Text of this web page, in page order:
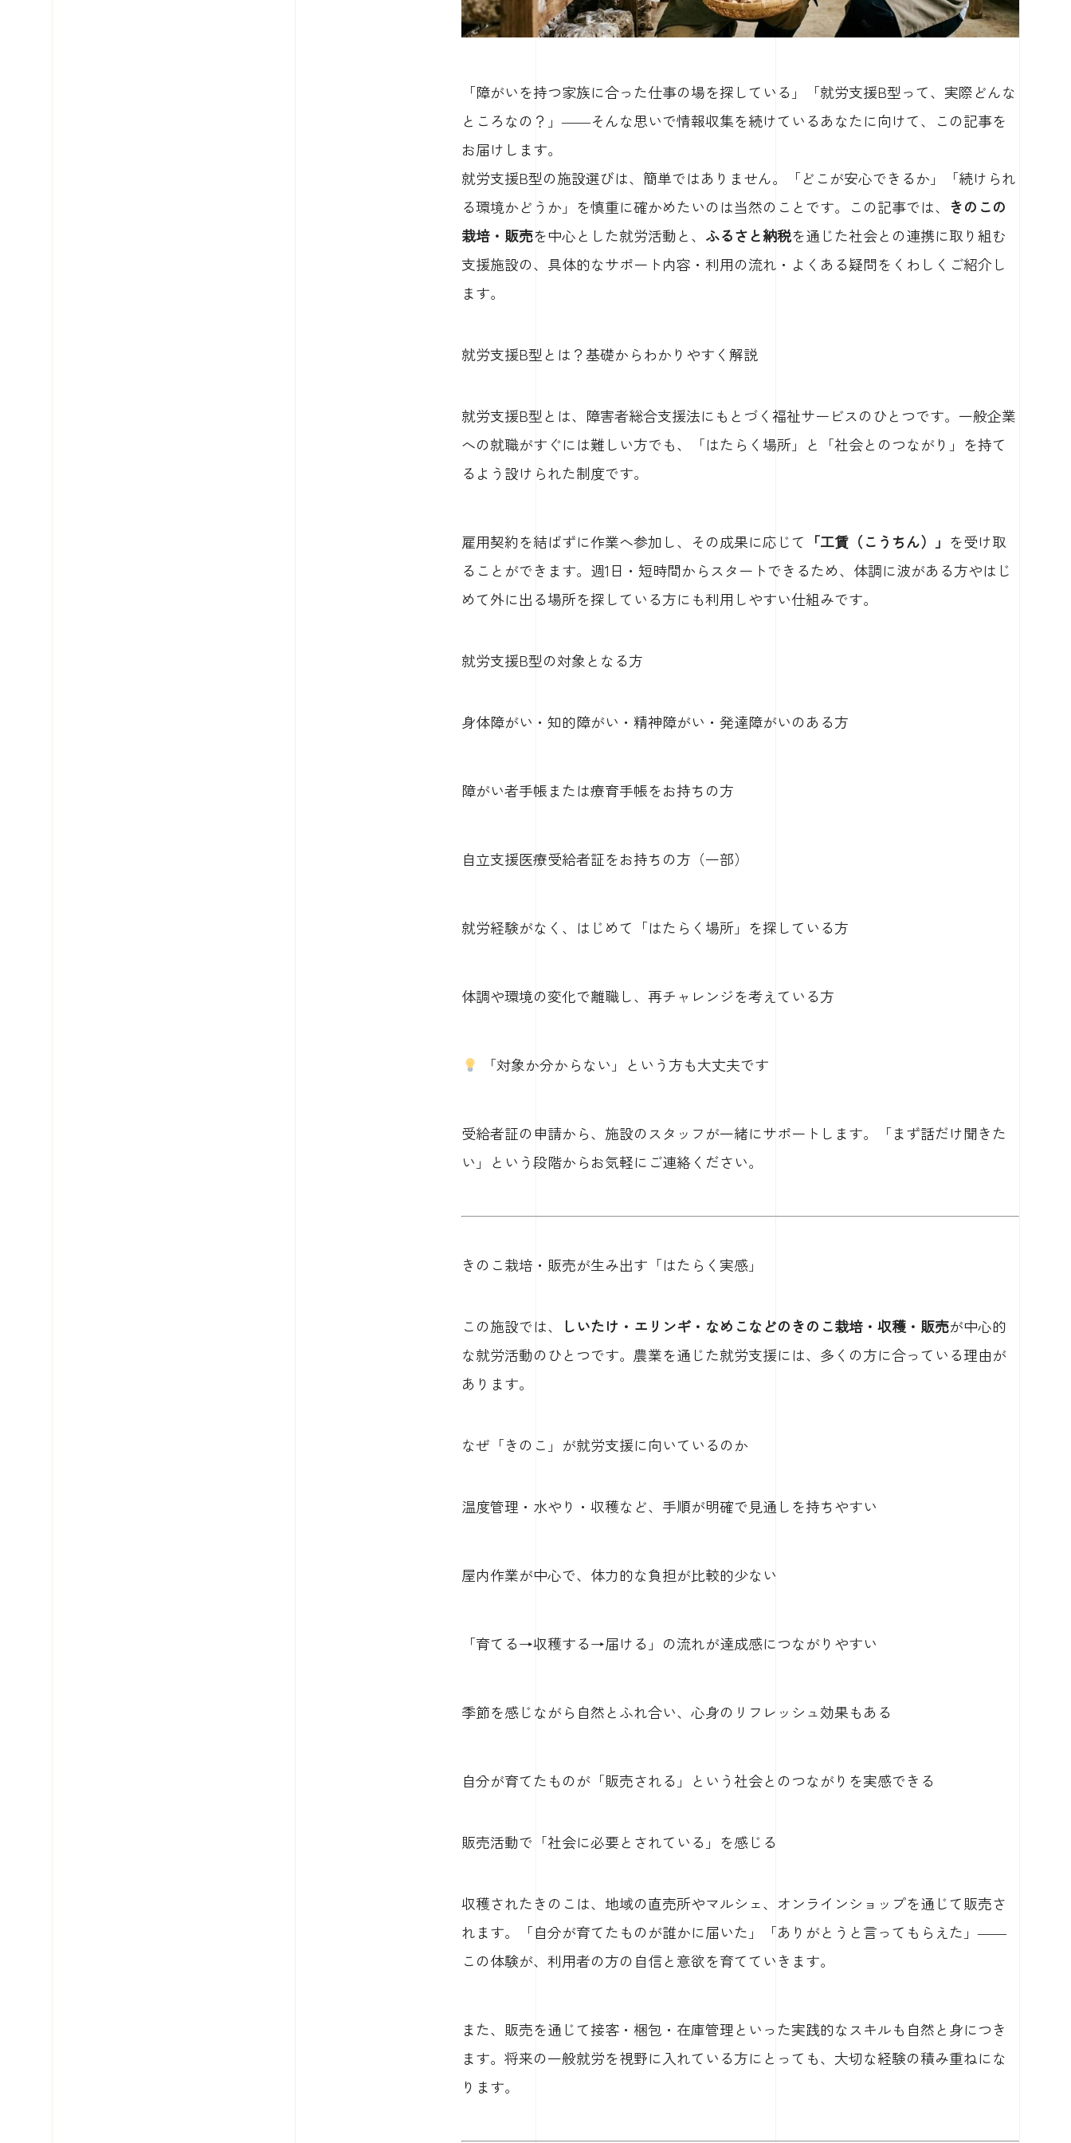
「障がいを持つ家族に合った仕事の場を探している」「就労支援B型って、実際どんな
ところなの？」——そんな思いで情報収集を続けているあなたに向けて、この記事を
お届けします。
就労支援B型の施設選びは、簡単ではありません。「どこが安心できるか」「続けられ
る環境かどうか」を慎重に確かめたいのは当然のことです。この記事では、 きのこの
栽培・販売を中心とした就労活動と、 ふるさと納税を通じた社会との連携に取り組む
支援施設の、具体的なサポート内容・利用の流れ・よくある疑問をくわしくご紹介し
ます。
就労支援B型とは？基礎からわかりやすく解説
就労支援B型とは、障害者総合支援法にもとづく福祉サービスのひとつです。一般企業
への就職がすぐには難しい方でも、「はたらく場所」と「社会とのつながり」を持て
るよう設けられた制度です。
雇用契約を結ばずに作業へ参加し、その成果に応じて 「工賃（こうちん）」 を受け取
ることができます。週1日・短時間からスタートできるため、体調に波がある方やはじ
めて外に出る場所を探している方にも利用しやすい仕組みです。
就労支援B型の対象となる方
身体障がい・知的障がい・精神障がい・発達障がいのある方
障がい者手帳または療育手帳をお持ちの方
自立支援医療受給者証をお持ちの方（一部）
就労経験がなく、はじめて「はたらく場所」を探している方
体調や環境の変化で離職し、再チャレンジを考えている方
「対象か分からない」という方も大丈夫です
受給者証の申請から、施設のスタッフが一緒にサポートします。「まず話だけ聞きた
い」という段階からお気軽にご連絡ください。
きのこ栽培・販売が生み出す「はたらく実感」
この施設では、 しいたけ・エリンギ・なめこなどのきのこ栽培・収穫・販売が中心的
な就労活動のひとつです。農業を通じた就労支援には、多くの方に合っている理由が
あります。
なぜ「きのこ」が就労支援に向いているのか
温度管理・水やり・収穫など、手順が明確で見通しを持ちやすい
屋内作業が中心で、体力的な負担が比較的少ない
「育てる→収穫する→届ける」の流れが達成感につながりやすい
季節を感じながら自然とふれ合い、心身のリフレッシュ効果もある
自分が育てたものが「販売される」という社会とのつながりを実感できる
販売活動で「社会に必要とされている」を感じる
収穫されたきのこは、地域の直売所やマルシェ、オンラインショップを通じて販売さ
れます。「自分が育てたものが誰かに届いた」「ありがとうと言ってもらえた」——
この体験が、利用者の方の自信と意欲を育てていきます。
また、販売を通じて接客・梱包・在庫管理といった実践的なスキルも自然と身につき
ます。将来の一般就労を視野に入れている方にとっても、大切な経験の積み重ねにな
ります。